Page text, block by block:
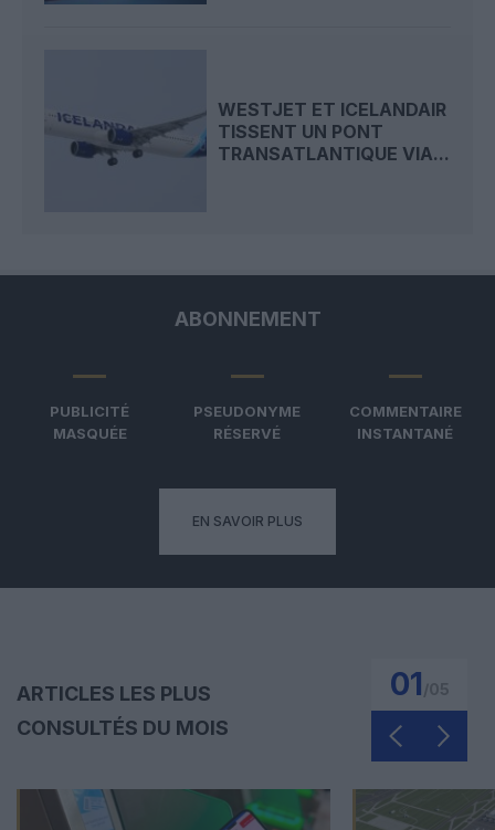
WESTJET ET ICELANDAIR
TISSENT UN PONT
TRANSATLANTIQUE VIA...
ABONNEMENT
PUBLICITÉ
MASQUÉE
PSEUDONYME
RÉSERVÉ
COMMENTAIRE
INSTANTANÉ
EN SAVOIR PLUS
ARTICLES LES PLUS
CONSULTÉS DU MOIS
01